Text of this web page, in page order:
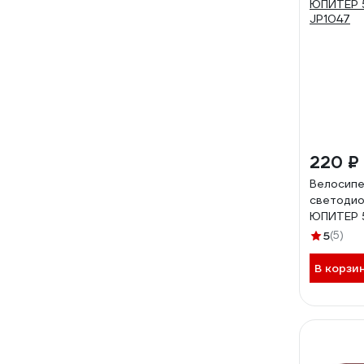
220 ₽
ЮПИТЕР
JP1047
5(5)
В